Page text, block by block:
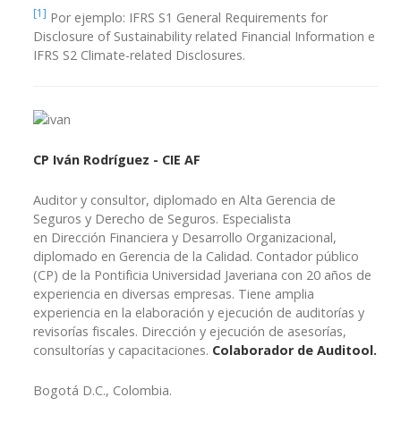
[1] Por ejemplo: IFRS S1 General Requirements for
Disclosure of Sustainability related Financial Information e
IFRS S2 Climate-related Disclosures.
CP Iván Rodríguez - CIE AF
Auditor y consultor, diplomado en Alta Gerencia de
Seguros y Derecho de Seguros. Especialista
en Dirección Financiera y Desarrollo Organizacional,
diplomado en Gerencia de la Calidad. Contador público
(CP) de la Pontificia Universidad Javeriana con 20 años de
experiencia en diversas empresas. Tiene amplia
experiencia en la elaboración y ejecución de auditorías y
revisorías fiscales. Dirección y ejecución de asesorías,
consultorías y capacitaciones. Colaborador de Auditool.
Bogotá D.C., Colombia.